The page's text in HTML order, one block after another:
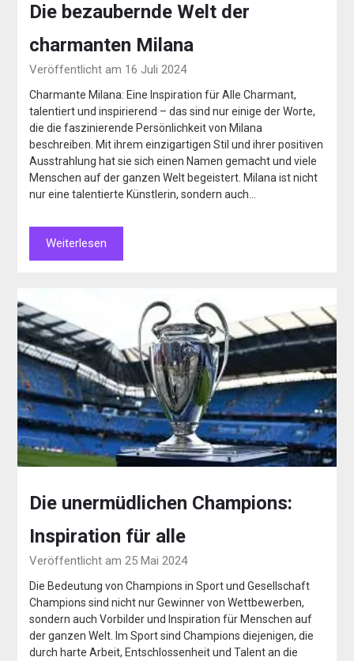
Die bezaubernde Welt der
charmanten Milana
Veröffentlicht am 16 Juli 2024
Charmante Milana: Eine Inspiration für Alle Charmant,
talentiert und inspirierend – das sind nur einige der Worte,
die die faszinierende Persönlichkeit von Milana
beschreiben. Mit ihrem einzigartigen Stil und ihrer positiven
Ausstrahlung hat sie sich einen Namen gemacht und viele
Menschen auf der ganzen Welt begeistert. Milana ist nicht
nur eine talentierte Künstlerin, sondern auch…
Weiterlesen
Die unermüdlichen Champions:
Inspiration für alle
Veröffentlicht am 25 Mai 2024
Die Bedeutung von Champions in Sport und Gesellschaft
Champions sind nicht nur Gewinner von Wettbewerben,
sondern auch Vorbilder und Inspiration für Menschen auf
der ganzen Welt. Im Sport sind Champions diejenigen, die
durch harte Arbeit, Entschlossenheit und Talent an die